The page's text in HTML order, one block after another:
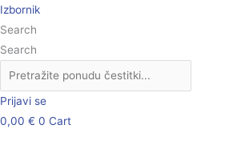
Skip
to
content
Izbornik
Search
Search
Prijavi se
0,00 € 0 Cart
Čestitka
br.
5805
količina